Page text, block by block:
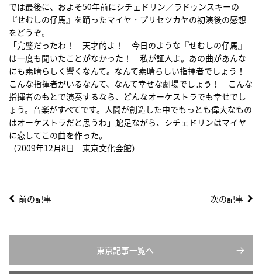
では最後に、およそ50年前にシチェドリン／ラドゥンスキーの
『せむしの仔馬』を踊ったマイヤ・プリセツカヤの初演後の感想
をどうぞ。
「完璧だったわ！ 天才的よ！ 今日のような『せむしの仔馬』
は一度も聞いたことがなかった！ 私が証人よ。あの曲があんな
にも素晴らしく響くなんて。なんて素晴らしい指揮者でしょう！
こんな指揮者がいるなんて、なんて幸せな劇場でしょう！ こんな
指揮者のもとで演奏するなら、どんなオーケストラでも幸せでし
ょう。音楽がすべてです。人間が創造した中でもっとも偉大なもの
はオーケストラだと思うわ」蛇足ながら、シチェドリンはマイヤ
に恋してこの曲を作った。
（2009年12月8日 東京文化会館）
前の記事 次の記事
東京記事一覧へ